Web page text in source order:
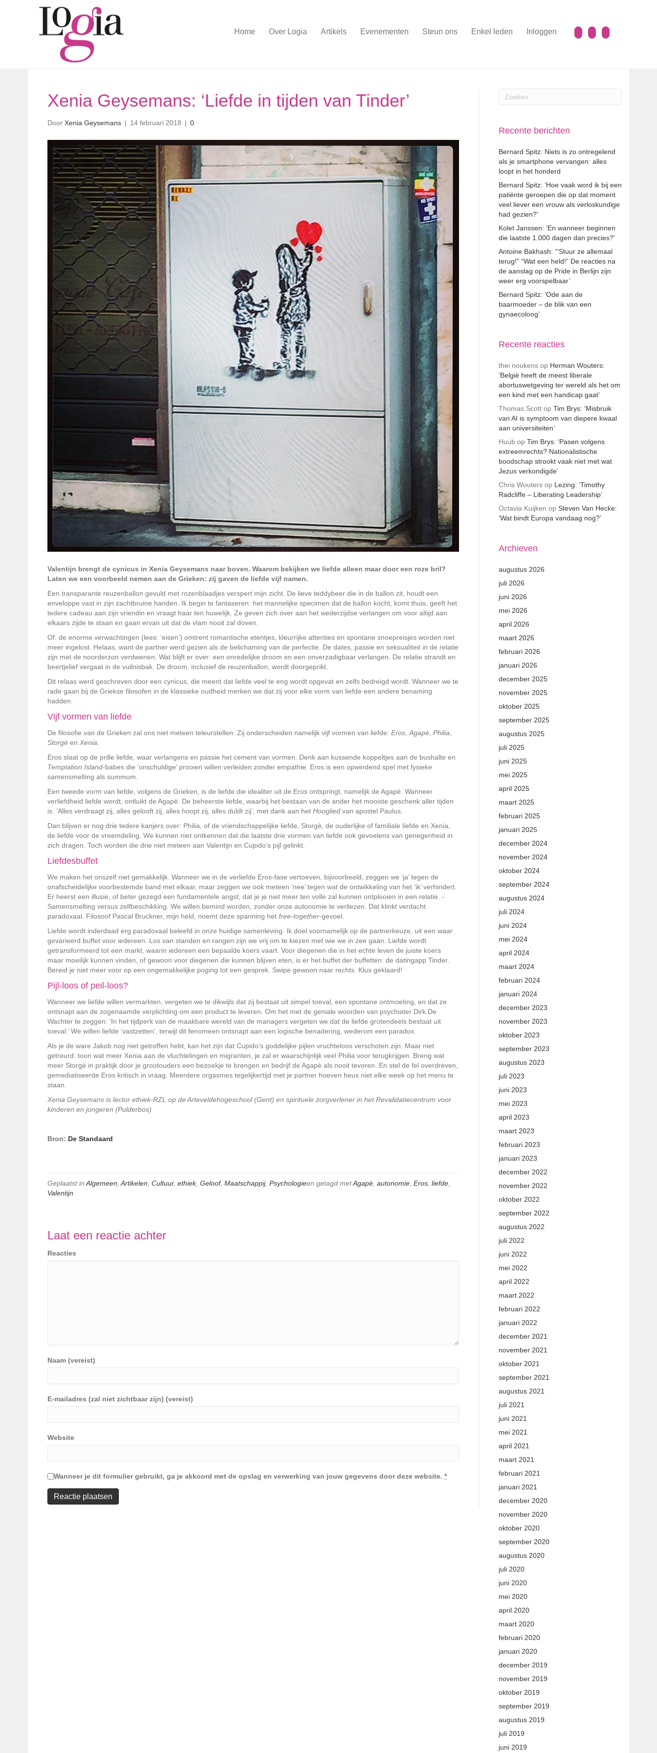
Home Over Logia Artikels Evenementen Steun ons Enkel leden Inloggen
Xenia Geysemans: ‘Liefde in tijden van Tinder’
Door Xenia Geysemans | 14 februari 2018 | 0
Valentijn brengt de cynicus in Xenia Geysemans naar boven. Waarom bekijken we liefde alleen maar door een roze bril?
Laten we een voorbeeld nemen aan de Grieken: zij gaven de liefde vijf namen.
Een transparante reuzenballon gevuld met rozenblaadjes verspert mijn zicht. De lieve teddybeer die in de ballon zit, houdt een
enveloppe vast in zijn zachtbruine handen. Ik begin te fantaseren: het mannelijke specimen dat de ballon kocht, komt thuis, geeft het
tedere cadeau aan zijn vriendin en vraagt haar ten huwelijk. Ze geven zich over aan het wederzijdse verlangen om voor altijd aan
elkaars zijde te staan en gaan ervan uit dat de vlam nooit zal doven.
Of: de enorme verwachtingen (lees: ‘eisen’) omtrent romantische etentjes, kleurrijke attenties en spontane snoepreisjes worden niet
meer ingelost. Helaas, want de partner werd gezien als de belichaming van de perfectie. De dates, passie en seksualiteit in de relatie
zijn met de noorderzon verdwenen. Wat blijft er over: een onredelijke droom en een onverzadigbaar verlangen. De relatie strandt en
beertjelief vergaat in de vuilnisbak. De droom, inclusief de reuzenballon, wordt doorgeprikt.
Dit relaas werd geschreven door een cynicus, die meent dat liefde veel te eng wordt opgevat en zelfs bedreigd wordt. Wanneer we te
rade gaan bij de Griekse filosofen in de klassieke oudheid merken we dat zij voor elke vorm van liefde een andere benaming
hadden.
Vijf vormen van liefde
De filosofie van de Grieken zal ons niet meteen teleurstellen. Zij onderscheiden namelijk vijf vormen van liefde: Eros Agapè Philia
Storgè en Xenia
Eros slaat op de prille liefde, waar verlangens en passie het cement van vormen. Denk aan kussende koppeltjes aan de bushalte en
Temptation Island-babes die ‘onschuldige’ prooien willen verleiden zonder empathie. Eros is een opwindend spel met fysieke
samensmelting als summum.
Een tweede vorm van liefde, volgens de Grieken, is de liefde die idealiter uit de Eros ontspringt, namelijk de Agapè. Wanneer
verliefdheid liefde wordt, ontluikt de Agapè. De beheerste liefde, waarbij het bestaan van de ander het mooiste geschenk aller tijden
is. ‘Alles verdraagt zij, ­alles gelooft zij, alles hoopt zij, alles duldt zij’, met dank aan het Hooglied van apostel Paulus.
Dan blijven er nog drie tedere kanjers over: Philia of de vriendschappelijke liefde, Storgè de ouderlijke of familiale liefde en Xenia
de liefde voor de vreemdeling. We kunnen niet ontkennen dat die laatste drie vormen van liefde ook gevoelens van genegenheid in
zich dragen. Toch worden die drie niet meteen aan Valentijn en Cupido’s pijl gelinkt.
Liefdesbuffet
We maken het onszelf niet gemakkelijk. Wanneer we in de verliefde Eros-fase vertoeven, bijvoorbeeld, zeggen we ‘ja’ tegen de
onafscheidelijke voorbestemde band met elkaar, maar zeggen we ook meteen ‘nee’ ­tegen wat de ontwikkeling van het ‘ik’ verhindert.
Er heerst een illusie, of beter gezegd een fundamentele angst, dat je je niet meer ten volle zal kunnen ontplooien in een relatie. ­
Samensmelting versus zelfbeschikking. We willen bemind worden, ­zonder onze autonomie te verliezen. Dat klinkt verdacht
paradoxaal. Filosoof Pascal Bruckner, mijn held, noemt deze spanning het free-together-gevoel.
Liefde wordt inderdaad erg paradoxaal beleefd in onze huidige ­samenleving. Ik doel voornamelijk op de partnerkeuze, uit een waar
gevarieerd buffet voor iedereen. Los van standen en rangen zijn we vrij om te kiezen met wie we in zee gaan. Liefde wordt
getransformeerd tot een markt, waarin iedereen een bepaalde koers vaart. Voor diegenen die in het echte leven de juiste koers
maar moeilijk kunnen vinden, of gewoon voor diegenen die kunnen blijven eten, is er het buffet der buffetten: de datingapp Tinder.
Bereid je niet meer voor op een ongemakkelijke poging tot een gesprek. Swipe gewoon naar rechts. Klus geklaard!
Pijl-loos of peil-loos?
Wanneer we liefde willen vermarkten, vergeten we te dikwijls dat zij bestaat uit simpel toeval, een spontane ontmoeting, en dat ze
ontsnapt aan de zogenaamde verplichting om een product te leveren. Om het met de geniale woorden van psychiater Dirk De
Wachter te zeggen: ‘In het tijdperk van de maakbare ­wereld van de managers vergeten we dat de liefde grotendeels bestaat uit
toeval.’ We willen liefde ‘vastzetten’, terwijl dit fenomeen ontsnapt aan een logische benadering, wederom een paradox.
Als je de ware Jakob nog niet getroffen hebt, kan het zijn dat Cupido’s goddelijke pijlen vruchteloos verschoten zijn. Maar niet
getreurd: toon wat meer Xenia aan de vluchtelingen en migranten, je zal er waarschijnlijk veel Philia voor terug­krijgen. Breng wat
meer Storgè in praktijk door je grootouders een bezoekje te brengen en bedrijf de Agapè als nooit tevoren. En stel de fel overdreven,
gemediatiseerde Eros kritisch in vraag. Meerdere orgasmes tegelijkertijd met je partner hoeven heus niet elke week op het menu te
staan.
Xenia Geysemans is lector ethiek-RZL op de Arteveldehogeschool (Gent) en spirituele zorgverlener in het Revalidatiecentrum voor
kinderen en jongeren (Pulderbos)
Bron: De Standaard
Geplaatst in Algemeen Artikelen Cultuur, ethiek, Geloof, Maatschappij, Psychologieen getagd metAgapè autonomie Eros liefde
Valentijn
Laat een reactie achter
Reacties
Naam (vereist)
E-mailadres (zal niet zichtbaar zijn) (vereist)
Website
Wanneer je dit formulier gebruikt, ga je akkoord met de opslag en verwerking van jouw gegevens door deze website. *
Recente berichten
Bernard Spitz: Niets is zo ontregelend
als je smartphone vervangen: alles
loopt in het honderd
Bernard Spitz: ‘Hoe vaak word ik bij een
patiënte geroepen die op dat moment
veel liever een vrouw als verloskundige
had gezien?’
Kolet Janssen: ‘En wanneer beginnen
die laatste 1.000 dagen dan precies?’
Antoine Bakhash: ‘“Stuur ze allemaal
terug!” “Wat een held!” De reacties na
de aanslag op de Pride in Berlijn zijn
weer erg voorspelbaar’
Bernard Spitz: ‘Ode aan de
baarmoeder – de blik van een
gynaecoloog’
Recente reacties
thei noukensop Herman Wouters:
‘België heeft de meest liberale
abortuswetgeving ter wereld als het om
een kind met een handicap gaat’
Thomas Scottop Tim Brys: ‘Misbruik
van AI is symptoom van diepere kwaal
aan universiteiten’
Huubop Tim Brys: ‘Pasen volgens
extreemrechts? Nationalistische
boodschap strookt vaak niet met wat
Jezus verkondigde’
Chris Woutersop Lezing: ‘Timothy
Radcliffe – Liberating Leadership’
Octavia Kuijken op Steven Van Hecke:
‘Wat bindt Europa vandaag nog?’
Archieven
augustus 2026
juli 2026
juni 2026
mei 2026
april 2026
maart 2026
februari 2026
januari 2026
december 2025
november 2025
oktober 2025
september 2025
augustus 2025
juli 2025
juni 2025
mei 2025
april 2025
maart 2025
februari 2025
januari 2025
december 2024
november 2024
oktober 2024
september 2024
augustus 2024
juli 2024
juni 2024
mei 2024
april 2024
maart 2024
februari 2024
januari 2024
december 2023
november 2023
oktober 2023
september 2023
augustus 2023
juli 2023
juni 2023
mei 2023
april 2023
maart 2023
februari 2023
januari 2023
december 2022
november 2022
oktober 2022
september 2022
augustus 2022
juli 2022
juni 2022
mei 2022
april 2022
maart 2022
februari 2022
januari 2022
december 2021
november 2021
oktober 2021
september 2021
augustus 2021
juli 2021
juni 2021
mei 2021
april 2021
maart 2021
februari 2021
januari 2021
december 2020
november 2020
oktober 2020
september 2020
augustus 2020
juli 2020
juni 2020
mei 2020
april 2020
maart 2020
februari 2020
januari 2020
december 2019
november 2019
oktober 2019
september 2019
augustus 2019
juli 2019
juni 2019